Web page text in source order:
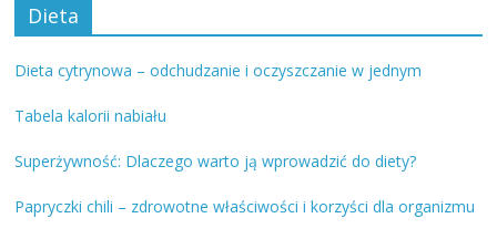
Dieta
Dieta cytrynowa – odchudzanie i oczyszczanie w jednym
Tabela kalorii nabiału
Superżywność: Dlaczego warto ją wprowadzić do diety?
Papryczki chili – zdrowotne właściwości i korzyści dla organizmu